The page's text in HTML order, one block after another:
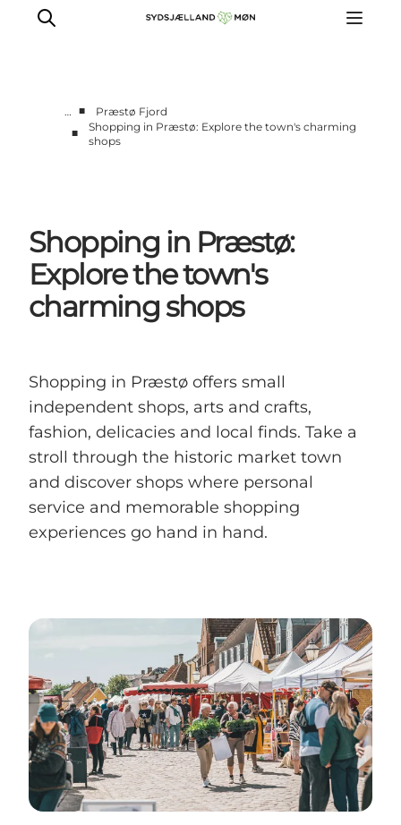
Things to do
Places to eat
Accommodation
Plan your trip
… ■
Præstø Fjord
■
Shopping in Præstø: Explore the town's charming
shops
Shopping in Præstø:
Explore the town's
charming shops
Shopping in Præstø offers small
independent shops, arts and crafts,
fashion, delicacies and local finds. Take a
stroll through the historic market town
and discover shops where personal
service and memorable shopping
experiences go hand in hand.